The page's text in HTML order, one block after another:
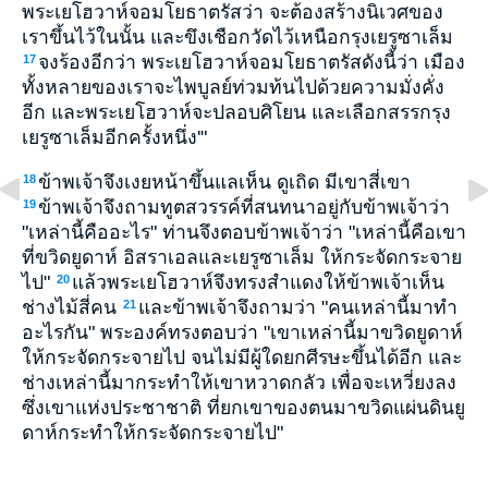
พระเยโฮวาห์จอมโยธาตรัสว่า จะต้องสร้างนิเวศของ
เราขึ้นไว้ในนั้น และขึงเชือกวัดไว้เหนือกรุงเยรูซาเล็ม
17 จงร้องอีกว่า พระเยโฮวาห์จอมโยธาตรัสดังนี้ว่า เมือง
ทั้งหลายของเราจะไพบูลย์ท่วมท้นไปด้วยความมั่งคั่ง
อีก และพระเยโฮวาห์จะปลอบศิโยน และเลือกสรรกรุง
เยรูซาเล็มอีกครั้งหนึ่ง'"
18 ข้าพเจ้าจึงเงยหน้าขึ้นแลเห็น ดูเถิด มีเขาสี่เขา
19 ข้าพเจ้าจึงถามทูตสวรรค์ที่สนทนาอยู่กับข้าพเจ้าว่า
"เหล่านี้คืออะไร" ท่านจึงตอบข้าพเจ้าว่า "เหล่านี้คือเขา
ที่ขวิดยูดาห์ อิสราเอลและเยรูซาเล็ม ให้กระจัดกระจาย
ไป" 20 แล้วพระเยโฮวาห์จึงทรงสำแดงให้ข้าพเจ้าเห็น
ช่างไม้สี่คน 21 และข้าพเจ้าจึงถามว่า "คนเหล่านี้มาทำ
อะไรกัน" พระองค์ทรงตอบว่า "เขาเหล่านี้มาขวิดยูดาห์
ให้กระจัดกระจายไป จนไม่มีผู้ใดยกศีรษะขึ้นได้อีก และ
ช่างเหล่านี้มากระทำให้เขาหวาดกลัว เพื่อจะเหวี่ยงลง
ซึ่งเขาแห่งประชาชาติ ที่ยกเขาของตนมาขวิดแผ่นดินยู
ดาห์กระทำให้กระจัดกระจายไป"